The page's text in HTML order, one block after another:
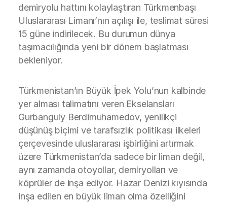
demiryolu hattını kolaylaştıran Türkmenbaşı
Uluslararası Limanı’nın açılışı ile, teslimat süresi
15 güne indirilecek. Bu durumun dünya
taşımacılığında yeni bir dönem başlatması
bekleniyor.
Türkmenistan’ın Büyük İpek Yolu’nun kalbinde
yer alması talimatını veren Ekselansları
Gurbanguly Berdimuhamedov, yenilikçi
düşünüş biçimi ve tarafsızlık politikası ilkeleri
çerçevesinde uluslararası işbirliğini artırmak
üzere Türkmenistan’da sadece bir liman değil,
aynı zamanda otoyollar, demiryolları ve
köprüler de inşa ediyor. Hazar Denizi kıyısında
inşa edilen en büyük liman olma özelliğini